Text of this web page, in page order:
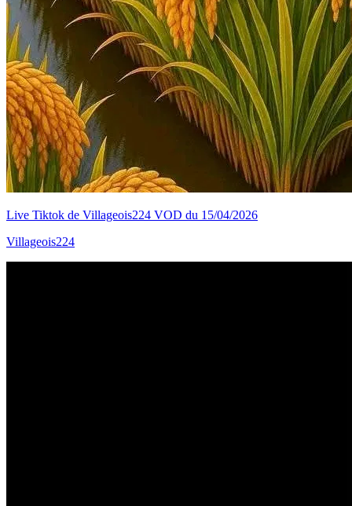
Live Tiktok de Villageois224 VOD du 15/04/2026
Villageois224